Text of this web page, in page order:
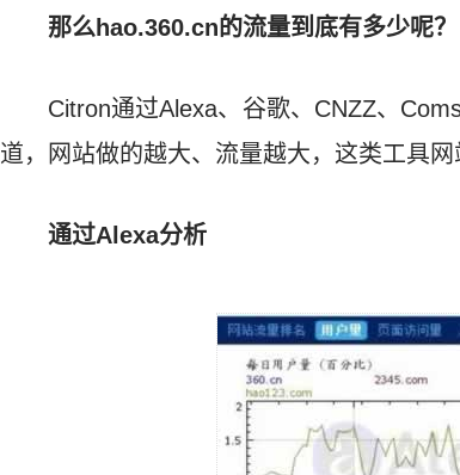
那么hao.360.cn的流量到底有多少呢？
Citron通过Alexa、谷歌、CNZZ、
道，网站做的越大、流量越大，这类工具网
通过Alexa分析